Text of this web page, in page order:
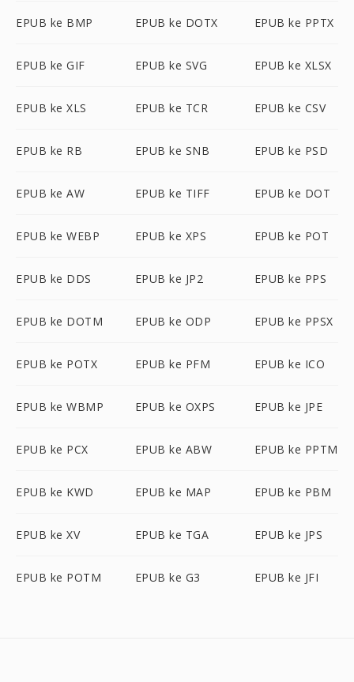
EPUB ke BMP EPUB ke DOTX EPUB ke PPTX
EPUB ke GIF EPUB ke SVG EPUB ke XLSX
EPUB ke XLS EPUB ke TCR EPUB ke CSV
EPUB ke RB EPUB ke SNB EPUB ke PSD
EPUB ke AW EPUB ke TIFF EPUB ke DOT
EPUB ke WEBP EPUB ke XPS EPUB ke POT
EPUB ke DDS EPUB ke JP2 EPUB ke PPS
EPUB ke DOTM EPUB ke ODP EPUB ke PPSX
EPUB ke POTX EPUB ke PFM EPUB ke ICO
EPUB ke WBMP EPUB ke OXPS EPUB ke JPE
EPUB ke PCX EPUB ke ABW EPUB ke PPTM
EPUB ke KWD EPUB ke MAP EPUB ke PBM
EPUB ke XV EPUB ke TGA EPUB ke JPS
EPUB ke POTM EPUB ke G3 EPUB ke JFI